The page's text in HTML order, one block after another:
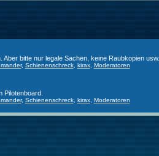
bitte nur legale Sachen, keine Raubkopien usw.
, Schienenschreck, kirax, Moderatoren
Pilotenboard.
, Schienenschreck, kirax, Moderatoren